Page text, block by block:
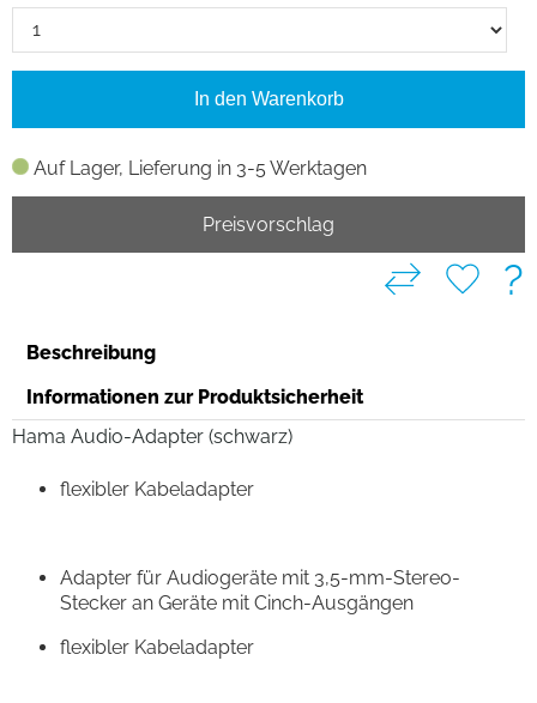
Auf Lager, Lieferung in 3-5 Werktagen
In den Warenkorb
Preisvorschlag
?
Beschreibung
Informationen zur Produktsicherheit
Hama Audio-Adapter (schwarz)
flexibler Kabeladapter
Adapter für Audiogeräte mit 3,5-mm-Stereo-
Stecker an Geräte mit Cinch-Ausgängen
flexibler Kabeladapter